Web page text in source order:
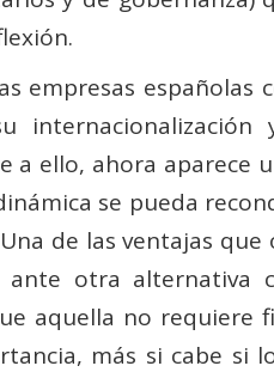
empresas españolas
a ello, ahora aparece
se pueda
de las ventajas
ante otra alternativa
aquella no requiere
más si cabe si